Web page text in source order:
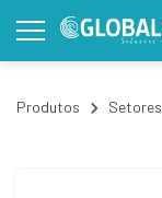
Produtos Setores